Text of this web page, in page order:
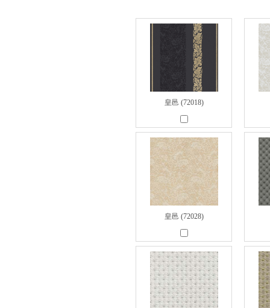
皇邑 (72018)
皇邑 (72028)